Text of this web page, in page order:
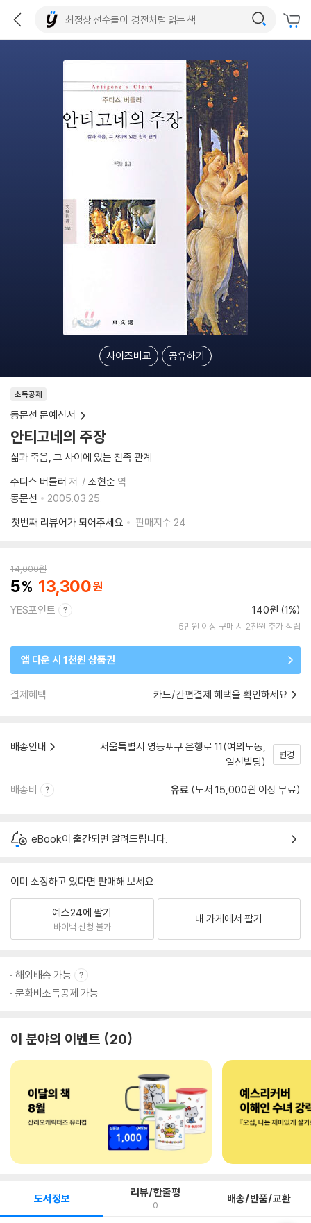
사이즈비교 공유하기
소득공제
동문선 문예신서
안티고네의 주장
삶과 죽음, 그 사이에 있는 친족 관계
주디스 버틀러 저 조현준 역
동문선
2005.03.25.
첫번째 리뷰어가 되어주세요
판매지수 24
14,000원
5 13,300
YES포인트 140원 (1%)
5만원 이상 구매 시 2천원 추가 적립
앱 다운 시 1천원 상품권
결제혜택 카드/간편결제 혜택을 확인하세요
배송안내
서울특별시 영등포구 은행로 11(여의도동,
일신빌딩)
변경
배송비 유료 (도서 15,000원 이상 무료)
eBook이 출간되면 알려드립니다.
이미 소장하고 있다면 판매해 보세요.
예스24에 팔기
바이백 신청 불가
내 가게에서 팔기
해외배송 가능
문화비소득공제 가능
이 분야의 이벤트 20
도서정보 리뷰/한줄평
0 배송/반품/교환